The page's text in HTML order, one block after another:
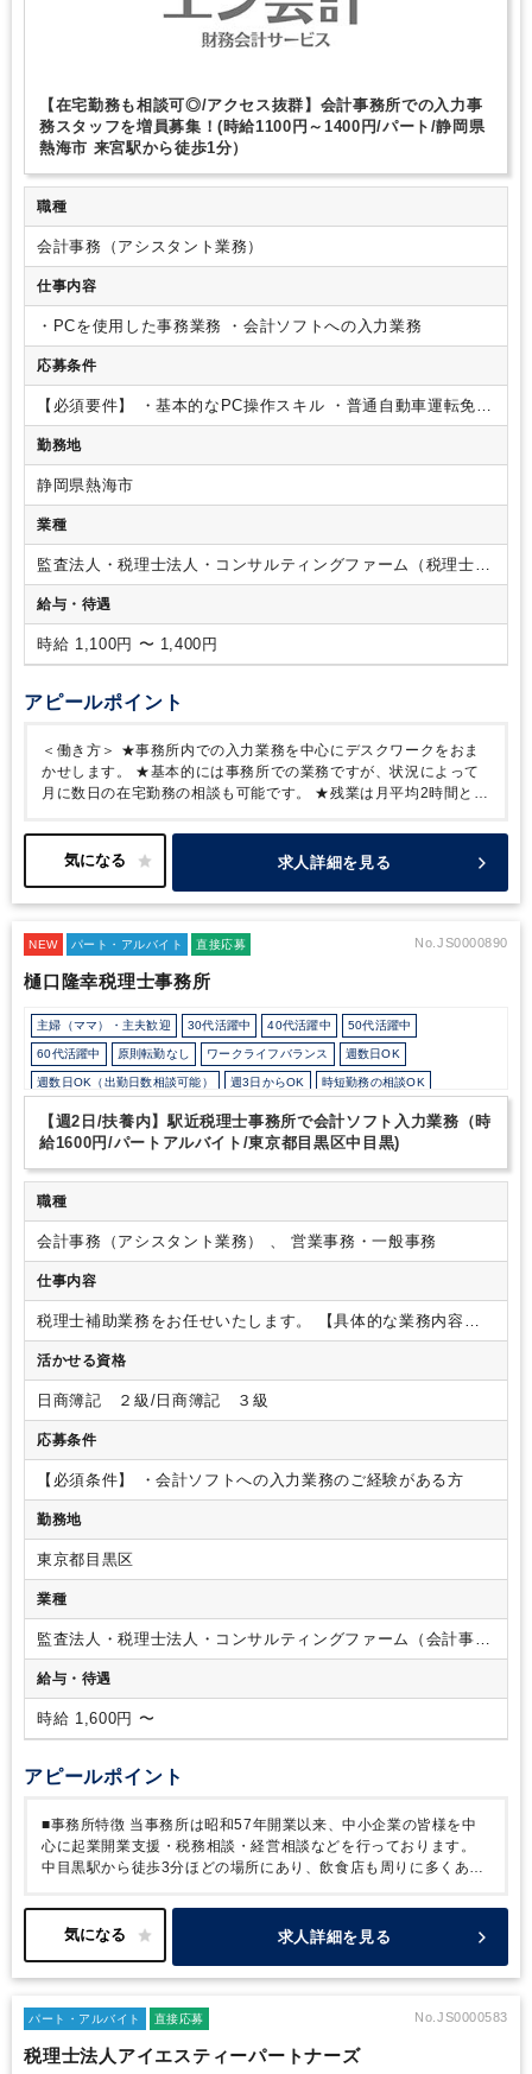
【在宅勤務も相談可◎/アクセス抜群】会計事務所での入力事
務スタッフを増員募集！(時給1100円～1400円/パート/静岡県
熱海市 来宮駅から徒歩1分）
職種
会計事務（アシスタント業務）
仕事内容
・PCを使用した事務業務 ・会計ソフトへの入力業務
応募条件
【必須要件】 ・基本的なPC操作スキル ・普通自動車運転免許
★年齢・学歴不問★Ｕターン・Ｉターン・Jターン歓迎└面
接にお越しいただいた方は交通費の一部補助あり
勤務地
静岡県熱海市
業種
監査法人・税理士法人・コンサルティングファーム（税理士法
人）
給与・待遇
時給 1,100円 〜 1,400円
アピールポイント
＜働き方＞
★事務所内での入力業務を中心にデスクワークをおま
かせします。
★基本的には事務所での業務ですが、状況によって
月に数日の在宅勤務の相談も可能です。
★残業は月平均2時間と少
す。
求人詳細を見る
NEW パート・アルバイト 直接応募 No.JS0000890
樋口隆幸税理士事務所
主婦（ママ）・主夫歓迎 30代活躍中 40代活躍中 50代活躍中
60代活躍中 原則転勤なし ワークライフバランス 週数日OK
週数日OK（出勤日数相談可能） 週3日からOK 時短勤務の相談OK
勤務開始時間の相談OK 勤務終了時間の相談OK 朝遅め 10時以降出社OK
定時早め 16時以前退社OK 1日5時間以内でもOK 1日7時間未満勤務OK
残業少なめ 残業月10時間未満 残業20時間未満 扶養控除内
オフィスカジュアルOK
ルーティンワークがメイン 社内システム等のOJT 業務手順等のOJT
業界知識・専門用語等のOJT 土日祝休み 英語力不要 ミロク
【週2日/扶養内】駅近税理士事務所で会計ソフト入力業務（時
給1600円/パートアルバイト/東京都目黒区中目黒)
職種
会計事務（アシスタント業務） 、 営業事務・一般事務
仕事内容
税理士補助業務をお任せいたします。
【具体的な業務内容】
・仕訳入力・電話取次・来客時のお茶出し・身の回りの掃除
（トイレ掃除も含む）
名 【ポイント】 ・週2日、実働5時間程度でご就業いただける
方を募集しております。
やすいので、ご相談事もしやすい雰囲気です。・業務は必ず
社員が最終チェックをしますので、ご安心ください。・クラ
イアントの業種は多岐に渡り、事務所全体で 50～60 社ほどご
ざいます。
女共同です。※事務所はビルの 4 階にありますが、階段しか
ございませんのでご注意ください。
活かせる資格
日商簿記 ２級/日商簿記 ３級
応募条件
【必須条件】 ・会計ソフトへの入力業務のご経験がある方
勤務地
東京都目黒区
業種
監査法人・税理士法人・コンサルティングファーム（会計事務
所）
給与・待遇
時給 1,600円 〜
アピールポイント
■事務所特徴 当事務所は昭和57年開業以来、中小企業の皆様を中
心に起業開業支援・税務相談・経営相談などを行っております。
中目黒駅から徒歩3分ほどの場所にあり、飲食店も周りに多くある
しませんか？
求人詳細を見る
パート・アルバイト 直接応募 No.JS0000583
税理士法人アイエスティーパートナーズ